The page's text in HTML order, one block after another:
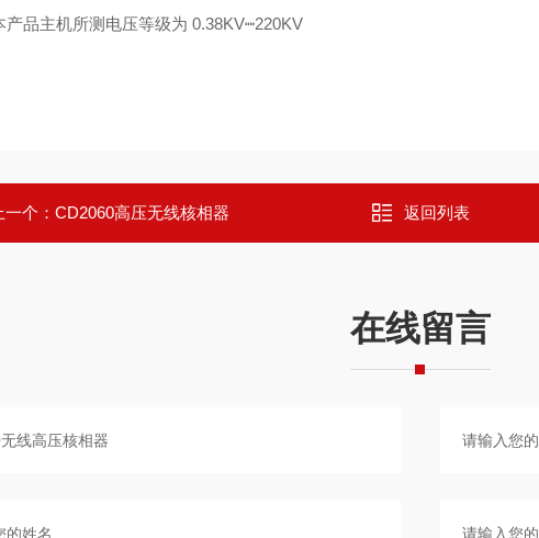
品主机所测电压等级为 0.38KV┉220KV
一个： CD2060高压无线核相器 返回列表
在线留言